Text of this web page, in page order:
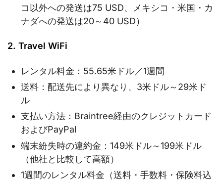
コ以外への発送は75 USD、メキシコ・米国・カ
ナダへの発送は20～40 USD）
2. Travel WiFi
レンタル料金：55.65米ドル／1週間
送料：配送先により異なり、3米ドル～29米ド
ル
支払い方法：Braintree経由のクレジットカード
およびPayPal
端末紛失時の違約金：149米ドル～199米ドル
（他社と比較して高額）
1週間のレンタル料金（送料・手数料・保険料込